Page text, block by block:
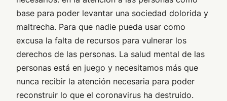
base para poder levantar una sociedad dolorida y
maltrecha. Para que nadie pueda usar como
excusa la falta de recursos para vulnerar los
derechos de las personas. La salud mental de las
personas está en juego y necesitamos más que
nunca recibir la atención necesaria para poder
reconstruir lo que el coronavirus ha destruido.